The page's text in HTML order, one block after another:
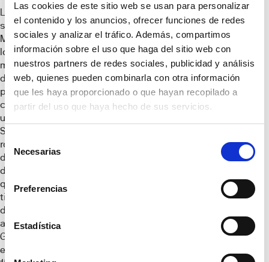
Las cookies de este sitio web se usan para personalizar
el contenido y los anuncios, ofrecer funciones de redes
sociales y analizar el tráfico. Además, compartimos
información sobre el uso que haga del sitio web con
nuestros partners de redes sociales, publicidad y análisis
web, quienes pueden combinarla con otra información
que les haya proporcionado o que hayan recopilado a
partir del uso que haya hecho de sus servicios.
de
consentimiento
Necesarias
Preferencias
Estadística
La nueva promoción
se encuentra en
Manilva, una de las
localidades con
mayores servicios
de la Costa del Sol,
próxima a la
conocida
urbanización de
Sotogrande,
rodeado de campos
de Golf y Puertos
deportivos en los
que realizar todo
tipo de actividades
de ocio. El
aeropuerto de
Gibraltar se
encuentra a tan sólo